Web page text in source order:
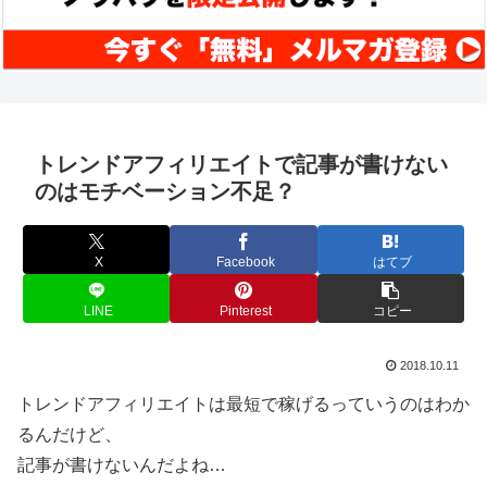
トレンドアフィリエイトで記事が書けない
のはモチベーション不足？
X Facebook はてブ
LINE Pinterest コピー
2018.10.11
トレンドアフィリエイトは最短で稼げるっていうのはわか
るんだけど、
記事が書けないんだよね…